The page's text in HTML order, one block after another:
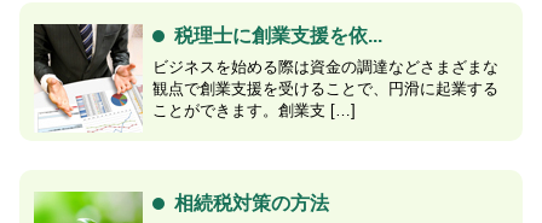
税理士に創業支援を依...
ビジネスを始める際は資金の調達などさまざまな
観点で創業支援を受けることで、円滑に起業する
ことができます。創業支 […]
相続税対策の方法